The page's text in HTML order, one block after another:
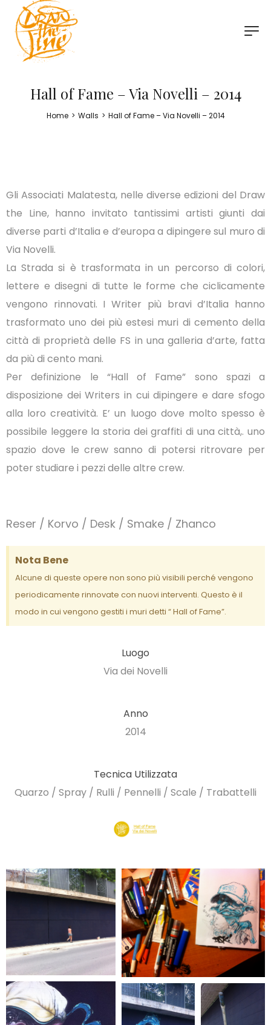
Hall of Fame – Via Novelli – 2014
Home > Walls > Hall of Fame – Via Novelli – 2014
Gli Associati Malatesta, nelle diverse edizioni del Draw
the Line, hanno invitato tantissimi artisti giunti dai
diverse parti d’Italia e d’europa a dipingere sul muro di
Via Novelli.
La Strada si è trasformata in un percorso di colori,
lettere e disegni di tutte le forme che ciclicamente
vengono rinnovati. I Writer più bravi d’Italia hanno
trasformato uno dei più estesi muri di cemento della
città di proprietà delle FS in una galleria d’arte, fatta
da più di cento mani.
Per definizione le “Hall of Fame” sono spazi a
disposizione dei Writers in cui dipingere e dare sfogo
alla loro creatività. E’ un luogo dove molto spesso è
possibile leggere la storia dei graffiti di una città,. uno
spazio dove le crew sanno di potersi ritrovare per
poter studiare i pezzi delle altre crew.
Reser / Korvo / Desk / Smake / Zhanco
Nota Bene
Alcune di queste opere non sono più visibili perché vengono
periodicamente rinnovate con nuovi interventi. Questo è il
modo in cui vengono gestiti i muri detti “ Hall of Fame”.
Luogo
Via dei Novelli
Anno
2014
Tecnica Utilizzata
Quarzo / Spray / Rulli / Pennelli / Scale / Trabattelli